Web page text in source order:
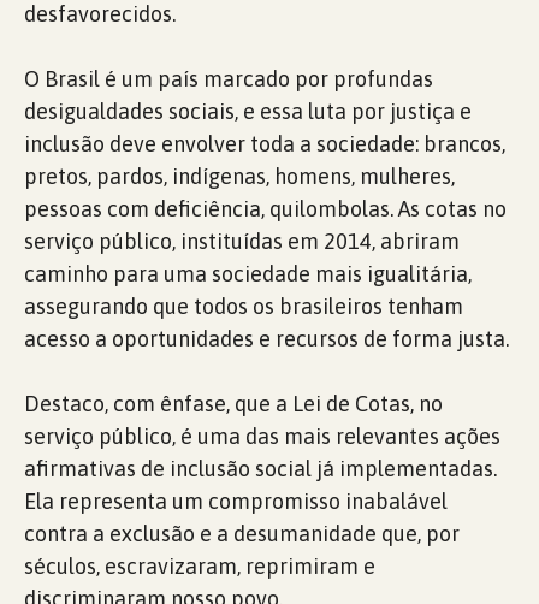
desfavorecidos.
O Brasil é um país marcado por profundas
desigualdades sociais, e essa luta por justiça e
inclusão deve envolver toda a sociedade: brancos,
pretos, pardos, indígenas, homens, mulheres,
pessoas com deficiência, quilombolas. As cotas no
serviço público, instituídas em 2014, abriram
caminho para uma sociedade mais igualitária,
assegurando que todos os brasileiros tenham
acesso a oportunidades e recursos de forma justa.
Destaco, com ênfase, que a Lei de Cotas, no
serviço público, é uma das mais relevantes ações
afirmativas de inclusão social já implementadas.
Ela representa um compromisso inabalável
contra a exclusão e a desumanidade que, por
séculos, escravizaram, reprimiram e
discriminaram nosso povo.